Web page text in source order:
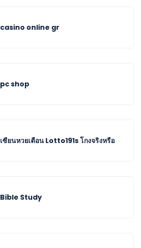
casino online gr
pc shop
เซียนหวยเตือน Lotto191s โกงจริงหรือ
Bible Study